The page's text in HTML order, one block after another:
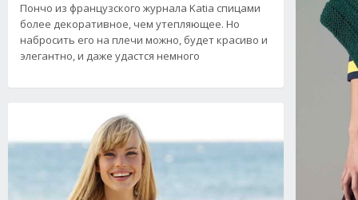
Пончо из французского журнала Katia спицами
более декоративное, чем утепляющее. Но
набросить его на плечи можно, будет красиво и
элегантно, и даже удастся немного